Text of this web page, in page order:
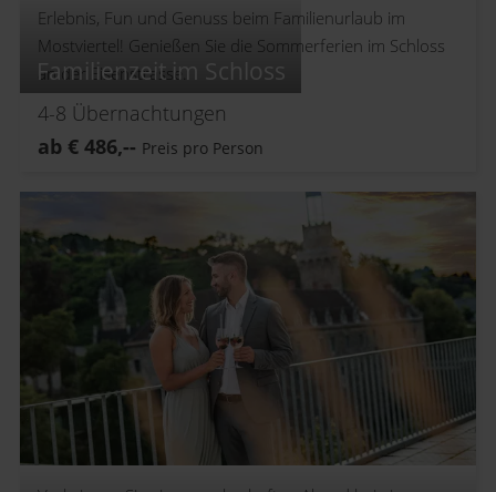
Familienzeit im Schloss
Erlebnis, Fun und Genuss beim Familienurlaub im
Mostviertel! Genießen Sie die Sommerferien im Schloss
an der Eisenstrasse.
4-8 Übernachtungen
ab € 486,-- Preis pro Person